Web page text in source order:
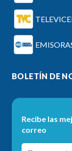
BOLETÍN DE
Recibe las
correo